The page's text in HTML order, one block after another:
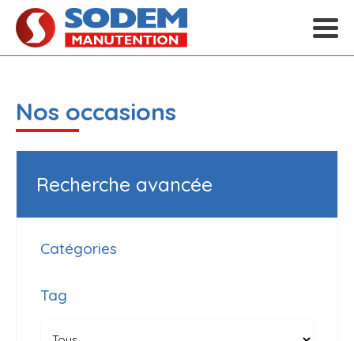
Nos occasions
Recherche avancée
Catégories
Tag